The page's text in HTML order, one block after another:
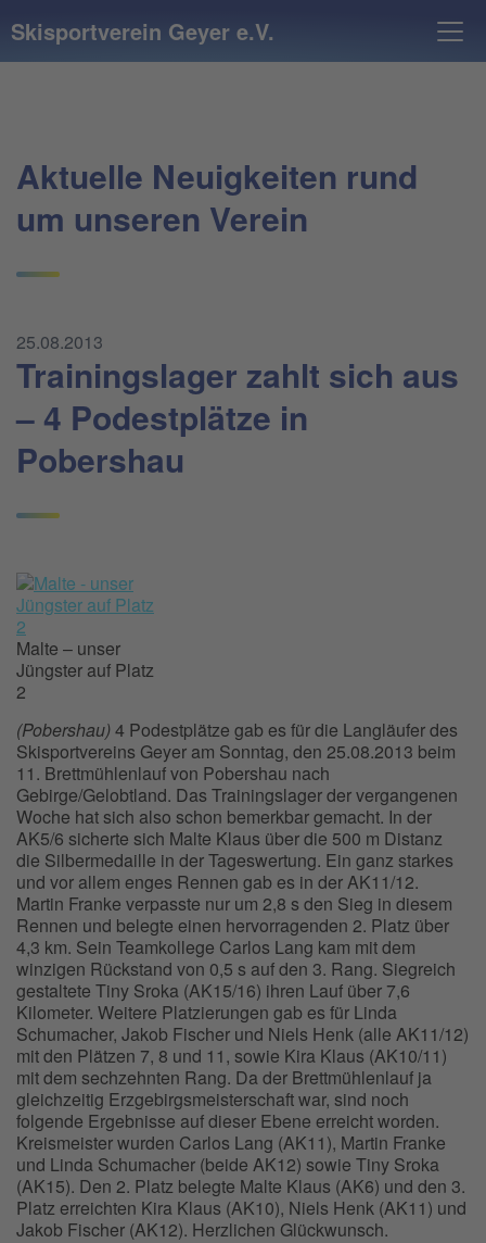
Skisportverein Geyer e.V.
Aktuelle Neuigkeiten rund
um unseren Verein
Trainingslager zahlt sich aus
– 4 Podestplätze in
Pobershau
25.08.2013
Malte – unser
Jüngster auf Platz
2
(Pobershau)4 Podestplätze gab es für die Langläufer des
Skisportvereins Geyer am Sonntag, den 25.08.2013 beim
11. Brettmühlenlauf von Pobershau nach
Gebirge/Gelobtland. Das Trainingslager der vergangenen
Woche hat sich also schon bemerkbar gemacht. In der
AK5/6 sicherte sich Malte Klaus über die 500 m Distanz
die Silbermedaille in der Tageswertung. Ein ganz starkes
und vor allem enges Rennen gab es in der AK11/12.
Martin Franke verpasste nur um 2,8 s den Sieg in diesem
Rennen und belegte einen hervorragenden 2. Platz über
4,3 km. Sein Teamkollege Carlos Lang kam mit dem
winzigen Rückstand von 0,5 s auf den 3. Rang. Siegreich
gestaltete Tiny Sroka (AK15/16) ihren Lauf über 7,6
Kilometer. Weitere Platzierungen gab es für Linda
Schumacher, Jakob Fischer und Niels Henk (alle AK11/12)
mit den Plätzen 7, 8 und 11, sowie Kira Klaus (AK10/11)
mit dem sechzehnten Rang. Da der Brettmühlenlauf ja
gleichzeitig Erzgebirgsmeisterschaft war, sind noch
folgende Ergebnisse auf dieser Ebene erreicht worden.
Kreismeister wurden Carlos Lang (AK11), Martin Franke
und Linda Schumacher (beide AK12) sowie Tiny Sroka
(AK15). Den 2. Platz belegte Malte Klaus (AK6) und den 3.
Platz erreichten Kira Klaus (AK10), Niels Henk (AK11) und
Jakob Fischer (AK12). Herzlichen Glückwunsch.